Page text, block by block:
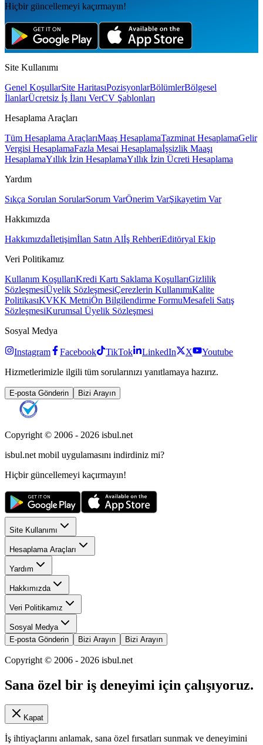
Hiçbir güncellemeyi kaçırmayın!
Site Kullanımı
Genel KoşullarSite HaritasıPozisyonlarBölümlerBölgesel
İlanlarÜcretsiz İş İlanı VerCV Şablonları
Hesaplama Araçları
Tüm Hesaplama AraçlarıMaaş HesaplamaTazminat HesaplamaGelir
Vergisi HesaplamaFazla Mesai Hesaplamaİşsizlik Maaşı
HesaplamaYıllık İzin HesaplamaYıllık İzin Ücreti Hesaplama
Yardım
Sıkça Sorulan SorularSorum VarÖnerim VarŞikayetim Var
Hakkımızda
Hakkımızdaİletişimİlan Satın Alİş RehberiEditöryal Ekip
Veri Politikamız
Kullanım KoşullarıKredi Kartı Saklama KoşullarıGizlilik
SözleşmesiÜyelik SözleşmesiÇerezlerin KullanımıKalite
PolitikasıKVKK MetniÖn Bilgilendirme FormuMesafeli Satış
SözleşmesiKurumsal Üyelik Sözleşmesi
Sosyal Medya
Instagram Facebook TikTok LinkedIn X
Youtube
Hizmetlerimizle ilgili tüm sorularınızı yanıtlamaya hazırız.
E-posta Gönderin Bizi Arayın
Copyright © 2006 - 2026 isbul.net
isbul.net mobil uygulamasını indirdiniz mi?
Hiçbir güncellemeyi kaçırmayın!
Site Kullanımı
Hesaplama Araçları
Yardım
Hakkımızda
Veri Politikamız
Sosyal Medya
E-posta Gönderin
Bizi Arayın Bizi Arayın
Copyright © 2006 - 2026 isbul.net
Sana özel bir iş deneyimi için çalışıyoruz.
Kapat
İş ihtiyaçlarını anlamak, sana özel fırsatları sunmak ve deneyimini